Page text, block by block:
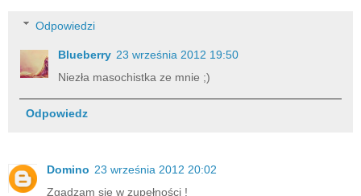
Odpowiedzi
Blueberry 23 września 2012 19:50
Niezła masochistka ze mnie ;)
Odpowiedz
Domino 23 września 2012 20:02
Zgadzam się w zupełności !